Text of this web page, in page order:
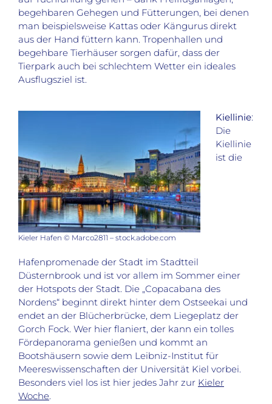
begehbaren Gehegen und Fütterungen, bei denen
man beispielsweise Kattas oder Kängurus direkt
aus der Hand füttern kann. Tropenhallen und
begehbare Tierhäuser sorgen dafür, dass der
Tierpark auch bei schlechtem Wetter ein ideales
Ausflugsziel ist.
Kieler Hafen © Marco2811 – stock.adobe.com
Kiellinie:
Die
Kiellinie
ist die
Hafenpromenade der Stadt im Stadtteil
Düsternbrook und ist vor allem im Sommer einer
der Hotspots der Stadt. Die „Copacabana des
Nordens“ beginnt direkt hinter dem Ostseekai und
endet an der Blücherbrücke, dem Liegeplatz der
Gorch Fock. Wer hier flaniert, der kann ein tolles
Fördepanorama genießen und kommt an
Bootshäusern sowie dem Leibniz-Institut für
Meereswissenschaften der Universität Kiel vorbei.
Besonders viel los ist hier jedes Jahr zur Kieler
Woche.